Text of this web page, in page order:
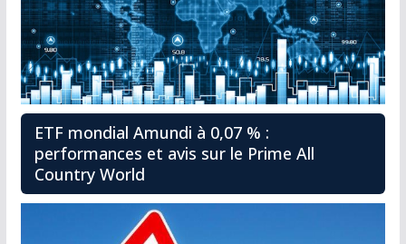
ETF mondial Amundi à 0,07 % :
performances et avis sur le Prime All
Country World